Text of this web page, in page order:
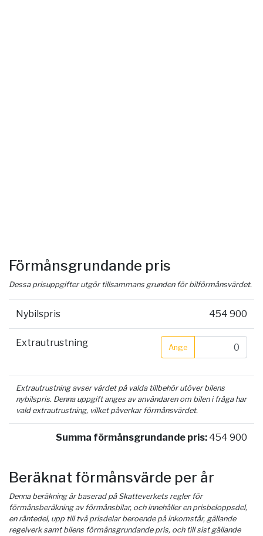
Förmånsgrundande pris
Dessa prisuppgifter utgör tillsammans grunden för bilförmånsvärdet.
Nybilspris 454 900
Extrautrustning Ange
Extrautrustning avser värdet på valda tillbehör utöver bilens
nybilspris. Denna uppgift anges av användaren om bilen i fråga har
vald extrautrustning, vilket påverkar förmånsvärdet.
Summa förmånsgrundande pris: 454 900
Beräknat förmånsvärde per år
Denna beräkning är baserad på Skatteverkets regler för
förmånsberäkning av förmånsbilar, och innehåller en prisbeloppsdel,
en räntedel, upp till två prisdelar beroende på inkomstår, gällande
regelverk samt bilens förmånsgrundande pris, och till sist gällande